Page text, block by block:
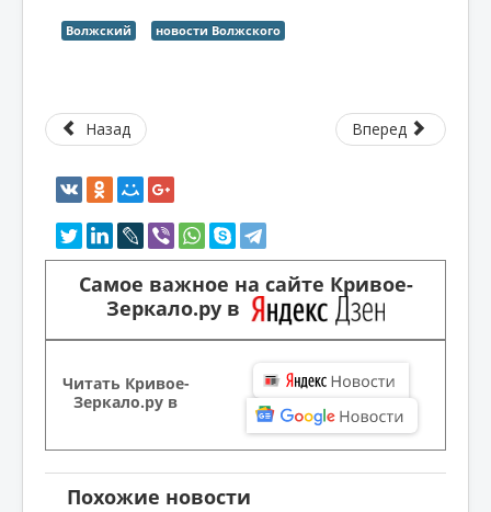
Волжский новости Волжского
Назад Вперед
Самое важное на сайте Кривое-
Зеркало.ру в
Читать Кривое-
Зеркало.ру в
Похожие новости